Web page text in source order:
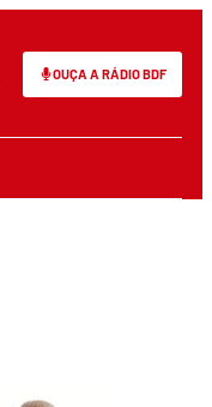
OUÇA A RÁDIO BDF